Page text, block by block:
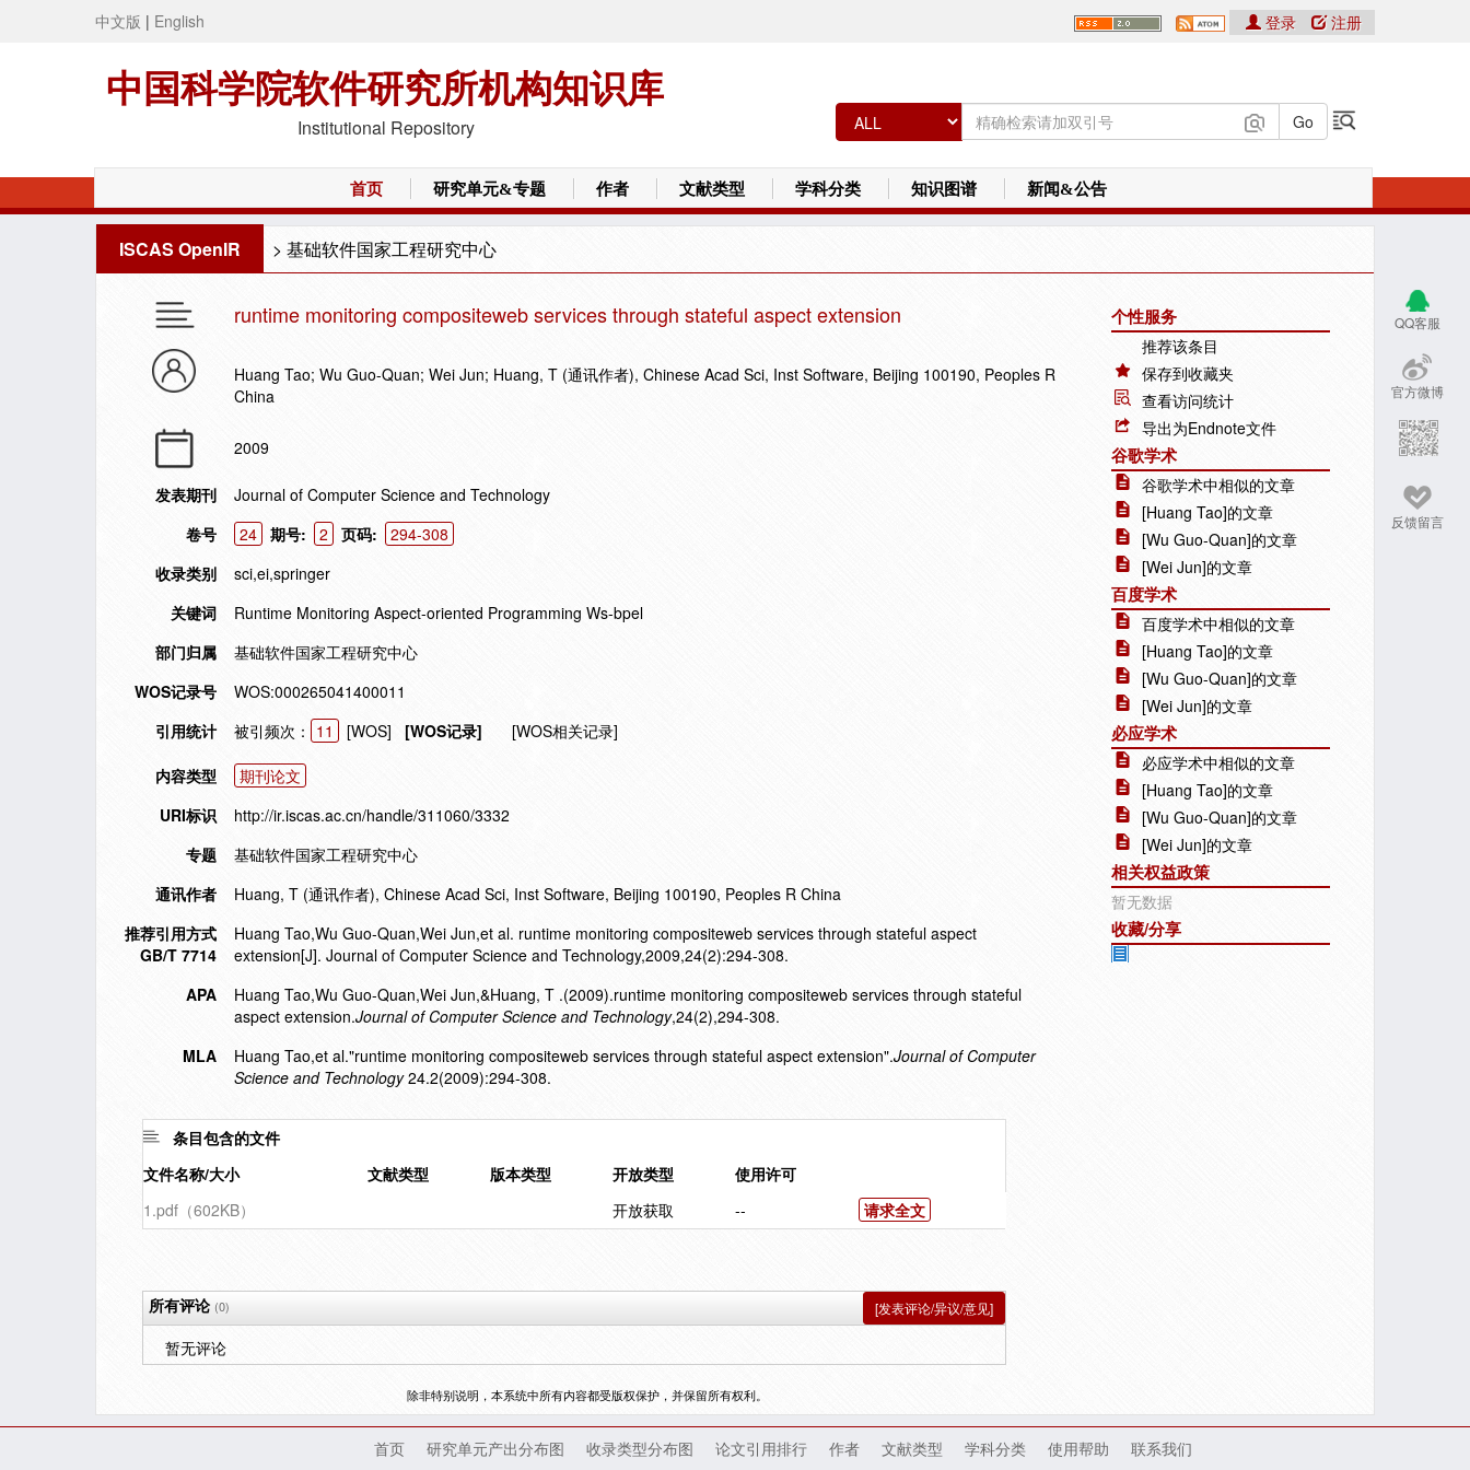
中文版 | English
中国科学院软件研究所机构知识库
Institutional Repository
登录 注册
首页 研究单元&专题 作者 文献类型 学科分类 知识图谱 新闻&公告
ISCAS OpenIR > 基础软件国家工程研究中心
QQ客服
官方微博
反馈留言
runtime monitoring compositeweb services through stateful aspect extension
Huang Tao; Wu Guo-Quan; Wei Jun; Huang, T (通讯作者), Chinese Acad Sci, Inst Software, Beijing 100190, Peoples R
China
2009
发表期刊
Journal of Computer Science and Technology
卷号
24 期号: 2 页码:
294-308
收录类别
sci,ei,springer
关键词
Runtime Monitoring Aspect-oriented Programming Ws-bpel
部门归属
基础软件国家工程研究中心
WOS记录号
WOS:000265041400011
引用统计
被引频次： 11 [WOS] [WOS记录] [WOS相关记录]
内容类型
期刊论文
URI标识
http://ir.iscas.ac.cn/handle/311060/3332
专题
基础软件国家工程研究中心
通讯作者
Huang, T (通讯作者), Chinese Acad Sci, Inst Software, Beijing 100190, Peoples R China
推荐引用方式
GB/T 7714
Huang Tao,Wu Guo-Quan,Wei Jun,et al. runtime monitoring compositeweb services through stateful aspect
extension[J]. Journal of Computer Science and Technology,2009,24(2):294-308.
APA
Huang Tao,Wu Guo-Quan,Wei Jun,&Huang, T .(2009).runtime monitoring compositeweb services through stateful
aspect extension.Journal of Computer Science and Technology,24(2),294-308.
MLA
Huang Tao,et al."runtime monitoring compositeweb services through stateful aspect extension".Journal of Computer
Science and Technology24.2(2009):294-308.
条目包含的文件
文件名称/大小
文献类型 版本类型 开放类型
使用许可
1.pdf（602KB）
开放获取 -- 请求全文
个性服务
推荐该条目
保存到收藏夹
查看访问统计
导出为Endnote文件
谷歌学术
谷歌学术中相似的文章
[Huang Tao]的文章
[Wu Guo-Quan]的文章
[Wei Jun]的文章
百度学术
百度学术中相似的文章
[Huang Tao]的文章
[Wu Guo-Quan]的文章
[Wei Jun]的文章
必应学术
必应学术中相似的文章
[Huang Tao]的文章
[Wu Guo-Quan]的文章
[Wei Jun]的文章
相关权益政策
暂无数据
收藏/分享
所有评论(0) [发表评论/异议/意见]
暂无评论
除非特别说明，本系统中所有内容都受版权保护，并保留所有权利。
首页 研究单元产出分布图 收录类型分布图 论文引用排行 作者 文献类型 学科分类 使用帮助 联系我们